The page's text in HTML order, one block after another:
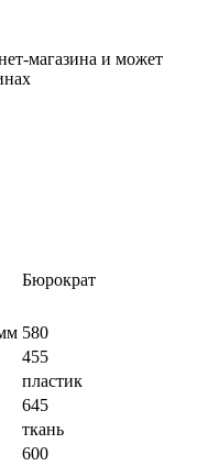
магазина и может
Бюрократ
580
455
пластик
645
ткань
600